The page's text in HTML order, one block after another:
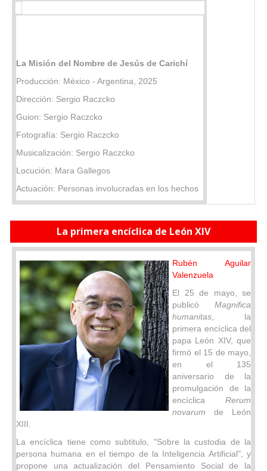
La Misión del Nombre de Jesús de Carichí
Producción: México - Argentina, 2025
Dirección: Sergio Raczcko
Guion: Sergio Raczcko
Fotografía: Sergio Raczcko
Musicalización: Sergio Raczcko
Locución: Mara Gallegos
Actuación: Personas involucradas en los hechos
La primera encíclica de León XIV
Rubén Aguilar
Valenzuela
El 25 de mayo, se
publicó Magnifica
humanitas , la
primera encíclica del
papa León XIV, que
firmó el 15 de mayo,
en el 135
aniversario de la
promulgación de la
encíclica Rerum
novarum de León
XIII.
La encíclica tiene como subtitulo, "Sobre la custodia de la
persona humana en el tiempo de la Inteligencia Artificial", y
propone una actualización del Pensamiento Social de la